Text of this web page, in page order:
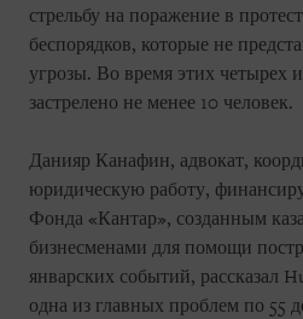
стрельбу на поражение в
беспорядков, которые не
угрозы. Во время этих четырех
застрелено не менее 10 человек.
Данияр Канафин, адвокат,
юридическую работу,
Фонда «Кантар», созданным
бизнесменами для помощи
январских событий, рассказал
одна из главных проблем по 55